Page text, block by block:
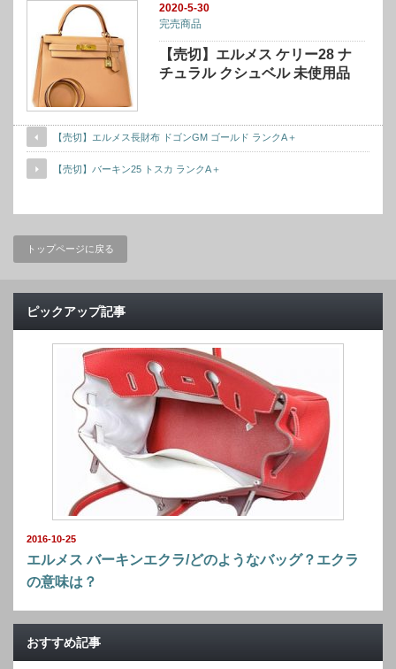
2020-5-30
完売商品
【売切】エルメス ケリー28 ナ
チュラル クシュベル 未使用品
【売切】エルメス長財布 ドゴンGM ゴールド ランクA＋
【売切】バーキン25 トスカ ランクA＋
トップページに戻る
ピックアップ記事
2016-10-25
エルメス バーキンエクラ/どのようなバッグ？エクラ
の意味は？
おすすめ記事